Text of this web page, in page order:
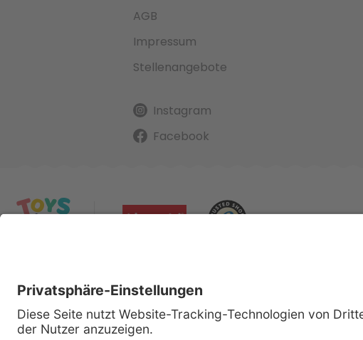
AGB
Impressum
Stellenangebote
Instagram
Facebook